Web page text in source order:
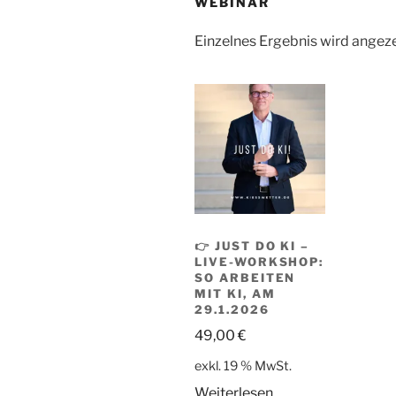
Einzelnes Ergebnis wird
👉 JUST DO KI –
LIVE-WORKSHOP:
SO ARBEITEN
MIT KI, AM
29.1.2026
49,00€
exkl. 19 % MwSt.